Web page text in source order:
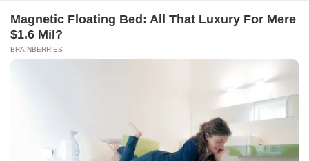
донце хрустальной вазы в поисках бренда.
«Красиво», — сказала она, сочась завистью.
«Не слишком ли роскошно для одного
«Для меня — идеально. Прошу, садитесь».
кресло напротив, создавая атмосферу
судебного слушания.